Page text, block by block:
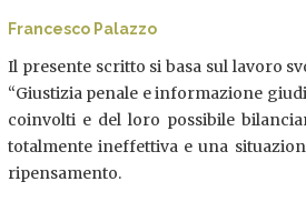
Francesco Palazzo
Il presente scritto si basa sul lavoro
“Giustizia penale e informazione
coinvolti e del loro possibile
totalmente ineffettiva e una
ripensamento.